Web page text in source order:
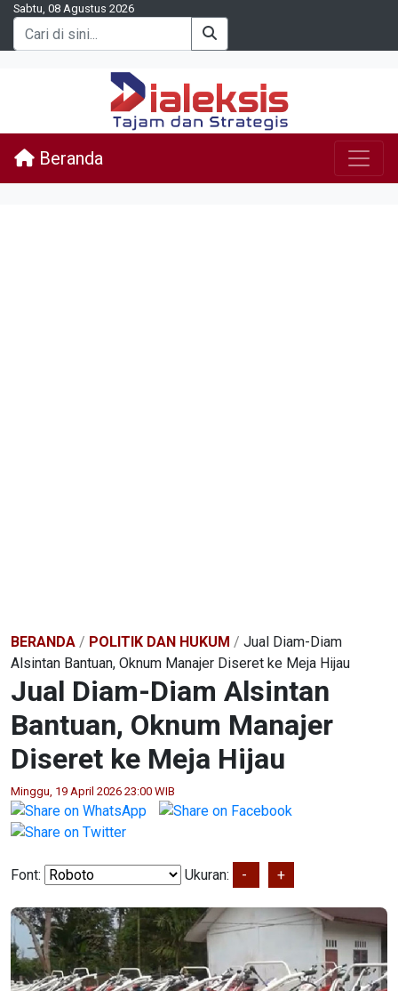
Sabtu, 08 Agustus 2026
Beranda
BERANDA / POLITIK DAN HUKUM / Jual Diam-Diam
Alsintan Bantuan, Oknum Manajer Diseret ke Meja Hijau
Jual Diam-Diam Alsintan
Bantuan, Oknum Manajer
Diseret ke Meja Hijau
Minggu, 19 April 2026 23:00 WIB
Font: Ukuran: - +